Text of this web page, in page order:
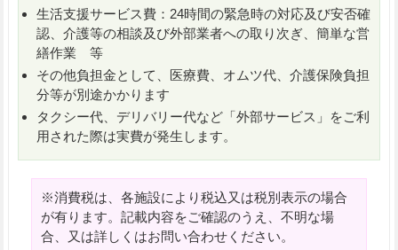
生活支援サービス費：24時間の緊急時の対応及び安否確
認、介護等の相談及び外部業者への取り次ぎ、簡単な営
繕作業 等
その他負担金として、医療費、オムツ代、介護保険負担
分等が別途かかります
タクシー代、デリバリー代など「外部サービス」をご利
用された際は実費が発生します。
※消費税は、各施設により税込又は税別表示の場合
が有ります。記載内容をご確認のうえ、不明な場
合、又は詳しくはお問い合わせください。